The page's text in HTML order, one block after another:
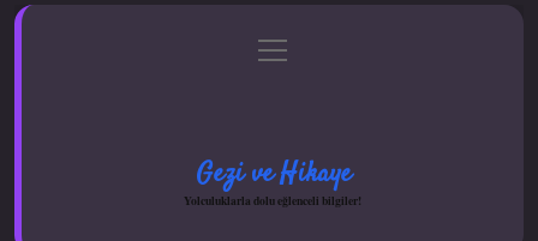
Gizlilik Politikası
menüyü
aç
Gezi ve Hikaye
Yolculuklarla dolu eğlenceli bilgiler!